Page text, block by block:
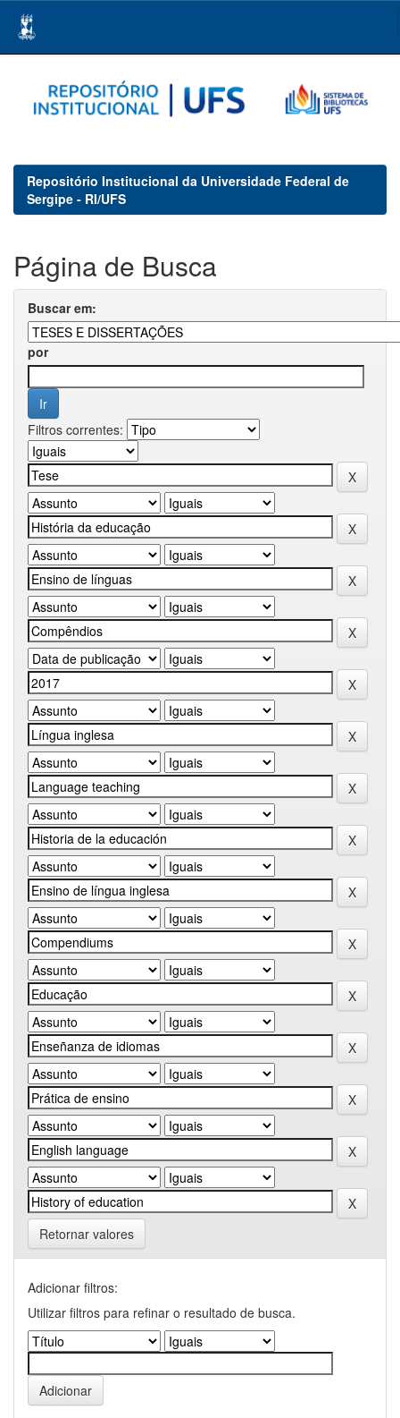
navigation
Repositório Institucional da Universidade Federal de
Sergipe - RI/UFS
Página de Busca
Buscar em:
por
Filtros correntes:
Retornar valores
Adicionar filtros:
Utilizar filtros para refinar o resultado de busca.